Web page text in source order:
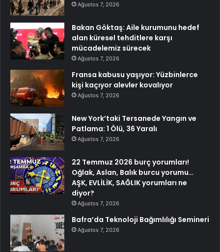
Ağustos 7, 2026
Bakan Göktaş: Aile kurumunu hedef
alan küresel tehditlere karşı
mücadelemiz sürecek
Ağustos 7, 2026
Fransa kabusu yaşıyor: Yüzbinlerce
kişi kaçıyor alevler kovalıyor
Ağustos 7, 2026
New York’taki Tersanede Yangın ve
Patlama: 1 Ölü, 36 Yaralı
Ağustos 7, 2026
22 Temmuz 2026 burç yorumları!
Oğlak, Aslan, Balık burcu yorumu…
AŞK, EVLİLİK, SAĞLIK yorumları ne
diyor?
Ağustos 7, 2026
Bafra’da Teknoloji Bağımlılığı Semineri
Ağustos 7, 2026